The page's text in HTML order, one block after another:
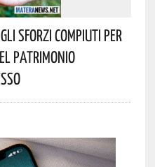
Sforzi Compiuti Per
Patrimonio